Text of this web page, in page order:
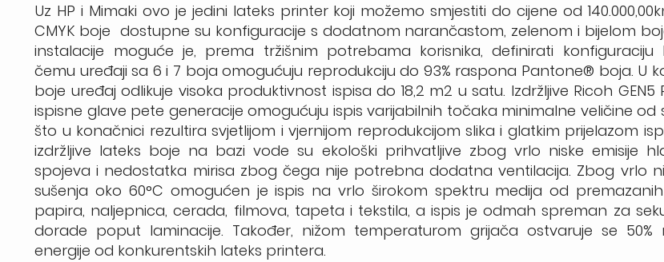
Uz HP i Mimaki ovo je jedini lateks printer koji možemo smjestiti do cijene od
CMYK boje dostupne su konfiguracije s dodatnom narančastom, zelenom i bijelom
instalacije moguće je, prema tržišnim potrebama korisnika, definirati
čemu uređaji sa 6 i 7 boja omogućuju reprodukciju do 93% raspona Pantone® boja. U
boje uređaj odlikuje visoka produktivnost ispisa do 18,2 m2 u satu. Izdržljive Ricoh
ispisne glave pete generacije omogućuju ispis varijabilnih točaka minimalne veličine
što u konačnici rezultira svjetlijom i vjernijom reprodukcijom slika i glatkim prijelazom
izdržljive lateks boje na bazi vode su ekološki prihvatljive zbog vrlo niske emisije
spojeva i nedostatka mirisa zbog čega nije potrebna dodatna ventilacija. Zbog vrlo
sušenja oko 60°C omogućen je ispis na vrlo širokom spektru medija od
papira, naljepnica, cerada, filmova, tapeta i tekstila, a ispis je odmah spreman za
dorade poput laminacije. Također, nižom temperaturom grijača ostvaruje se 50%
energije od konkurentskih lateks printera.